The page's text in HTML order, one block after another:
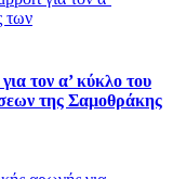
τον α’ κύκλο του
της Σαμοθράκης